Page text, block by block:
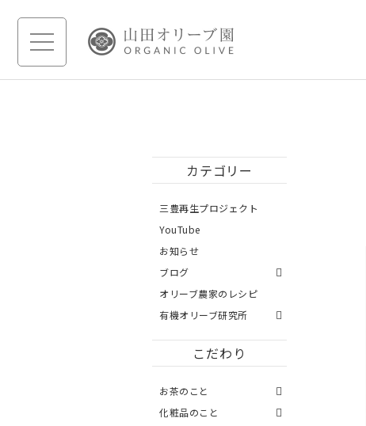
カテゴリー
三豊再生プロジェクト
YouTube
お知らせ
ブログ
オリーブ農家のレシピ
有機オリーブ研究所
こだわり
お茶のこと
化粧品のこと